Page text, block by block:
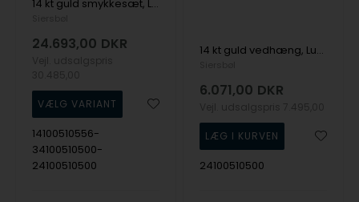
14 kt guld smykkesæt, Luxury Solitaire serien fra Siersbøl med ialt 3,00 ct Labgrown diamant
24.693,00 DKR
14100510556-
34100510500-
24100510500
14 kt guld vedhæng, Luxury Solitaire serien fra Siersbøl med ialt 1,00 ct Labgrown diamant
6.071,00 DKR
24100510500